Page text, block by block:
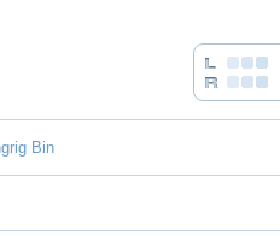
Bin